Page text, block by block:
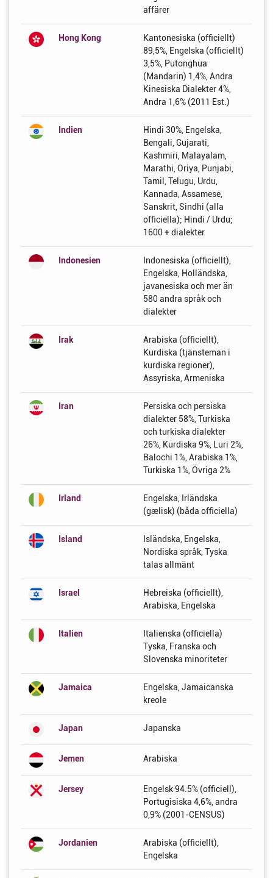
affärer
Hong Kong
Kantonesiska (officiellt)
89,5%, Engelska (officiellt)
3,5%, Putonghua
(Mandarin) 1,4%, Andra
Kinesiska Dialekter 4%,
Andra 1,6% (2011 Est.)
Indien
Hindi 30%, Engelska,
Bengali, Gujarati,
Kashmiri, Malayalam,
Marathi, Oriya, Punjabi,
Tamil, Telugu, Urdu,
Kannada, Assamese,
Sanskrit, Sindhi (alla
officiella); Hindi / Urdu;
1600 + dialekter
Indonesien
Indonesiska (officiellt),
Engelska, Holländska,
javanesiska och mer än
580 andra språk och
dialekter
Irak
Arabiska (officiellt),
Kurdiska (tjänsteman i
kurdiska regioner),
Assyriska, Armeniska
Iran
Persiska och persiska
dialekter 58%, Turkiska
och turkiska dialekter
26%, Kurdiska 9%, Luri 2%,
Balochi 1%, Arabiska 1%,
Turkiska 1%, Övriga 2%
Irland
Engelska, Irländska
(gælisk) (båda officiella)
Island
Isländska, Engelska,
Nordiska språk, Tyska
talas allmänt
Israel
Hebreiska (officiellt),
Arabiska, Engelska
Italien
Italienska (officiella)
Tyska, Franska och
Slovenska minoriteter
Jamaica
Engelska, Jamaicanska
kreole
Japan Japanska
Jemen Arabiska
Jersey
Engelsk 94.5% (officiell),
Portugisiska 4,6%, andra
0,9% (2001-CENSUS)
Jordanien
Arabiska (officiellt),
Engelska